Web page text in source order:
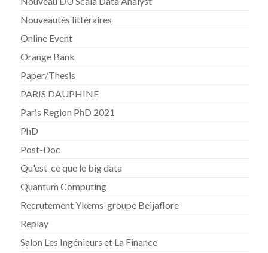
Nouveautés littéraires
Online Event
Orange Bank
Paper/Thesis
PARIS DAUPHINE
Paris Region PhD 2021
PhD
Post-Doc
Qu'est-ce que le big data
Quantum Computing
Recrutement Ykems-groupe Beijaflore
Replay
Salon Les Ingénieurs et La Finance